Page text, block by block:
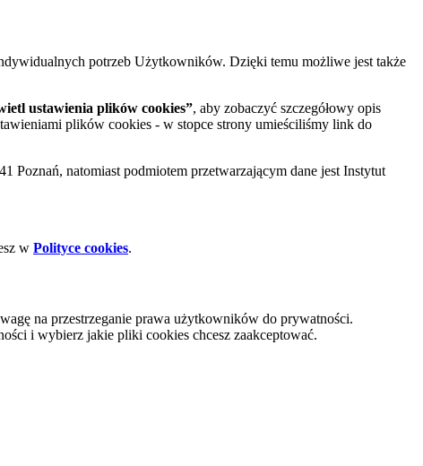
potrzeb Użytkowników. Dzięki temu możliwe jest także
ustawienia plików cookies”, aby zobaczyć szczegółowy opis
plików cookies - w stopce strony umieściliśmy link do
natomiast podmiotem przetwarzającym dane jest Instytut
w Polityce cookies.
na przestrzeganie prawa użytkowników do prywatności.
i wybierz jakie pliki cookies chcesz zaakceptować.